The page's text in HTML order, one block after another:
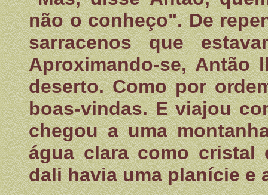
não o conheço". De
sarracenos que
Aproximando-se, Antão
deserto. Como por
boas-vindas. E viajou
chegou a uma
água clara como cristal
dali havia uma planície e